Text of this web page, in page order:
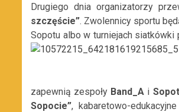
Drugiego dnia organizatorzy
szczęście”. Zwolennicy sportu
Sopotu albo w turniejach siatkówki
zapewnią zespoły Band_A i
Sopocie”, kabaretowo-